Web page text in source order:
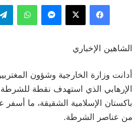
فيسبوك ‫X ماسنجر
الشاهين الإخباري
أدانت وزارة الخارجية وشؤون
الإرهابي الذي استهدف نقطة
باكستان الإسلامية الشقيقة، ما
من عناصر الشرطة.